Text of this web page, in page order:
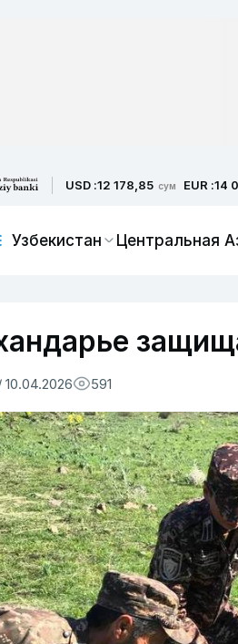
USD :12 178,85 сум EUR :14
Узбекистан Центральная
10.04.2026 591